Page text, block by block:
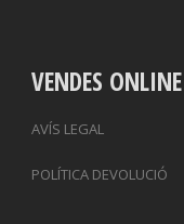
VENDES ONLINE
AVÍS LEGAL
POLÍTICA DEVOLUCIÓ